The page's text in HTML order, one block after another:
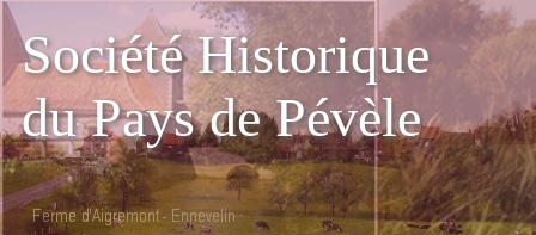
Société Historique
du Pays de Pévèle